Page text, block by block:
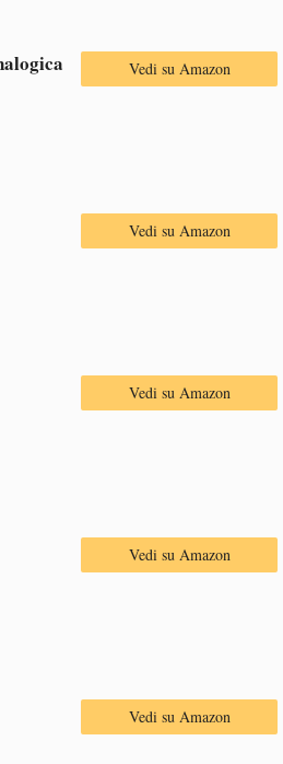
Vedi su Amazon
Vedi su Amazon
Vedi su Amazon
Vedi su Amazon
Vedi su Amazon